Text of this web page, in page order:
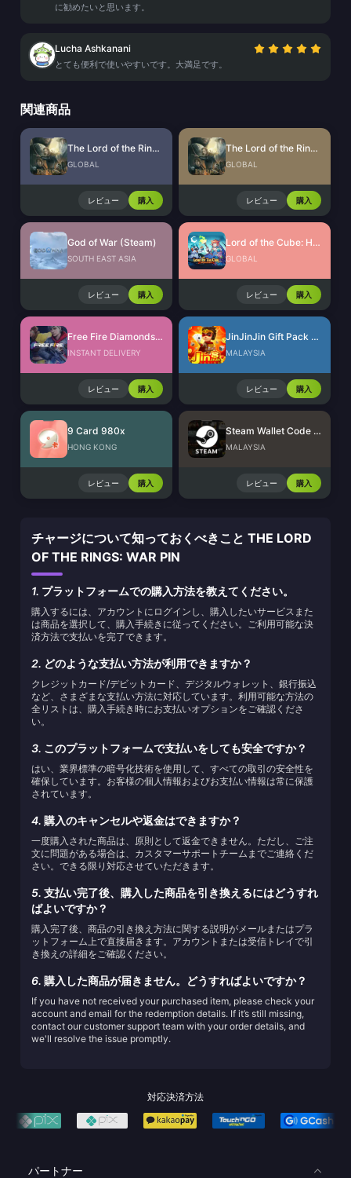
に勧めたいと思います。
Lucha Ashkanani
とても便利で使いやすいです。大満足です。
関連商品
The Lord of the Rings: Rise to War Gems
GLOBAL
レビュー 購入
The Lord of the Rings: Rise to War Gift Packs
GLOBAL
レビュー 購入
God of War (Steam)
SOUTH EAST ASIA
レビュー 購入
Lord of the Cube: Heroes RPG Voucher
GLOBAL
レビュー 購入
Free Fire Diamonds EU + TR
INSTANT DELIVERY
レビュー 購入
JinJinJin Gift Pack Redeem Code
MALAYSIA
レビュー 購入
9 Card 980x
HONG KONG
レビュー 購入
Steam Wallet Code (MYR)
MALAYSIA
レビュー 購入
チャージについて知っておくべきこと THE LORD
OF THE RINGS: WAR PIN
1. プラットフォームでの購入方法を教えてください。
購入するには、アカウントにログインし、購入したいサービスまた
は商品を選択して、購入手続きに従ってください。ご利用可能な決
済方法で支払いを完了できます。
2. どのような支払い方法が利用できますか？
クレジットカード/デビットカード、デジタルウォレット、銀行振込
など、さまざまな支払い方法に対応しています。利用可能な方法の
全リストは、購入手続き時にお支払いオプションをご確認くださ
い。
3. このプラットフォームで支払いをしても安全ですか？
はい、業界標準の暗号化技術を使用して、すべての取引の安全性を
確保しています。お客様の個人情報およびお支払い情報は常に保護
されています。
4. 購入のキャンセルや返金はできますか？
一度購入された商品は、原則として返金できません。ただし、ご注
文に問題がある場合は、カスタマーサポートチームまでご連絡くだ
さい。できる限り対応させていただきます。
5. 支払い完了後、購入した商品を引き換えるにはどうすれ
ばよいですか？
購入完了後、商品の引き換え方法に関する説明がメールまたはプラ
ットフォーム上で直接届きます。アカウントまたは受信トレイで引
き換えの詳細をご確認ください。
6. 購入した商品が届きません。どうすればよいですか？
If you have not received your purchased item, please check your
account and email for the redemption details. If it’s still missing,
contact our customer support team with your order details, and
we'll resolve the issue promptly.
対応決済方法
パートナー